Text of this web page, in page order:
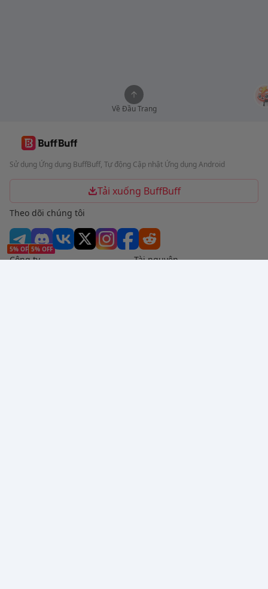
Về Đầu Trang
Sử dụng Ứng dụng BuffBuff, Tự động Cập nhật Ứng dụng Android
Tải xuống BuffBuff
Theo dõi chúng tôi
5% OFF 5% OFF
Công ty Tài nguyên